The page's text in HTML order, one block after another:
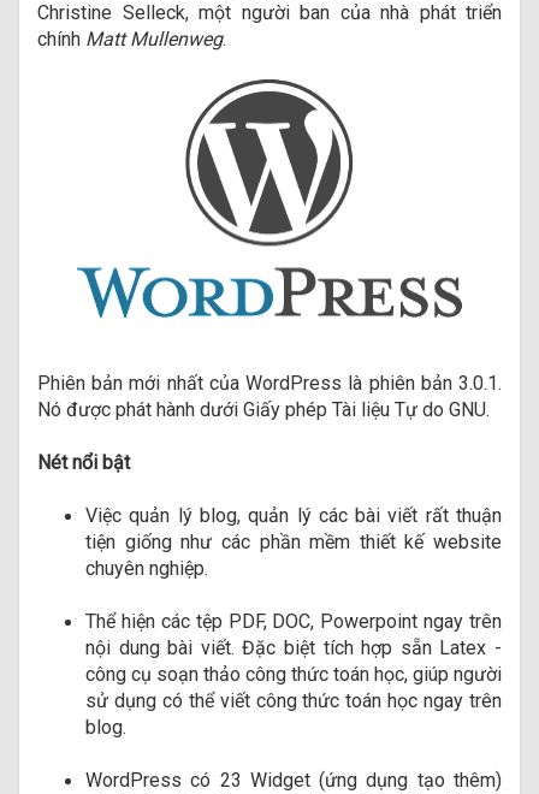
Christine Selleck, một người ban của nhà phát triển
chính Matt Mullenweg.
Phiên bản mới nhất của WordPress là phiên bản 3.0.1.
Nó được phát hành dưới Giấy phép Tài liệu Tự do GNU.
Nét nổi bật
Việc quản lý blog, quản lý các bài viết rất thuận
tiện giống như các phần mềm thiết kế website
chuyên nghiệp.
Thể hiện các tệp PDF, DOC, Powerpoint ngay trên
nội dung bài viết. Đặc biệt tích hợp sẵn Latex -
công cụ soạn thảo công thức toán học, giúp người
sử dụng có thể viết công thức toán học ngay trên
blog.
WordPress có 23 Widget (ứng dụng tạo thêm)